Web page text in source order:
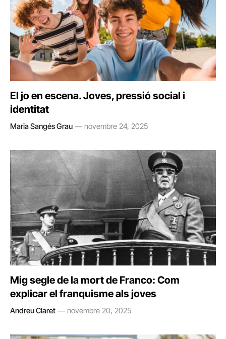
El jo en escena. Joves, pressió social i
identitat
Maria Sangés Grau novembre 24, 2025
Mig segle de la mort de Franco: Com
explicar el franquisme als joves
Andreu Claret novembre 20, 2025